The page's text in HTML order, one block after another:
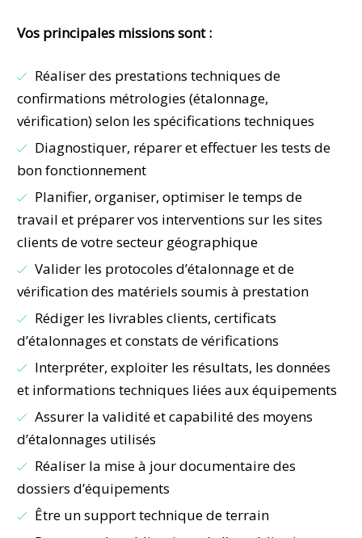
Vos principales missions sont :
Réaliser des prestations techniques de
confirmations métrologies (étalonnage,
vérification) selon les spécifications techniques
Diagnostiquer, réparer et effectuer les tests de
bon fonctionnement
Planifier, organiser, optimiser le temps de
travail et préparer vos interventions sur les sites
clients de votre secteur géographique
Valider les protocoles d’étalonnage et de
vérification des matériels soumis à prestation
Rédiger les livrables clients, certificats
d’étalonnages et constats de vérifications
Interpréter, exploiter les résultats, les données
et informations techniques liées aux équipements
Assurer la validité et capabilité des moyens
d’étalonnages utilisés
Réaliser la mise à jour documentaire des
dossiers d’équipements
Être un support technique de terrain